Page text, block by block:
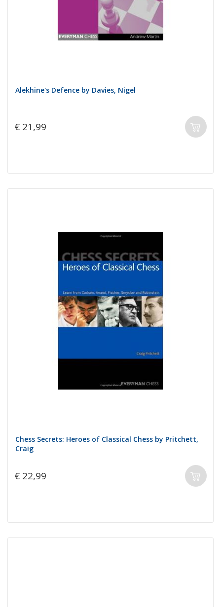
Alekhine's Defence by Davies, Nigel
€ 21,99
Chess Secrets: Heroes of Classical Chess by Pritchett,
Craig
€ 22,99